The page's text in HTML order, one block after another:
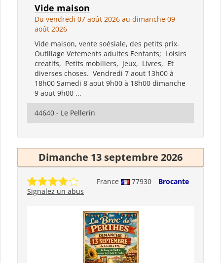
Vide maison
Du vendredi 07 août 2026 au dimanche 09
août 2026
Vide maison, vente soésiale, des petits prix.
Outillage Vetements adultes Eenfants; Loisirs
creatifs, Petits mobiliers, Jeux, Livres, Et
diverses choses. Vendredi 7 aout 13h00 à
18h00 Samedi 8 aout 9h00 à 18h00 dimanche
9 aout 9h00 ...
44640 - Le Pellerin
Dimanche 13 septembre 2026
France 77930
Brocante
Signalez un abus